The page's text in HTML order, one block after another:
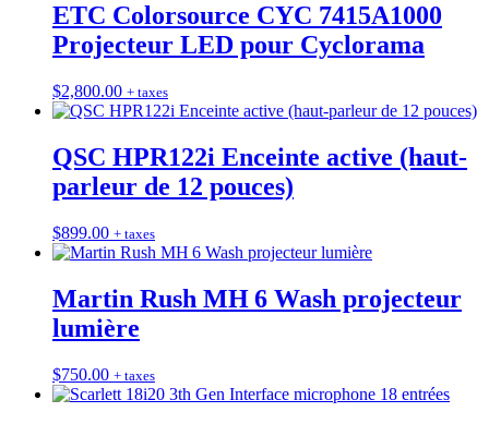
ETC Colorsource CYC 7415A1000
Projecteur LED pour Cyclorama
$2,800.00 + taxes
QSC HPR122i Enceinte active (haut-
parleur de 12 pouces)
$899.00 + taxes
Martin Rush MH 6 Wash projecteur
lumière
$750.00 + taxes